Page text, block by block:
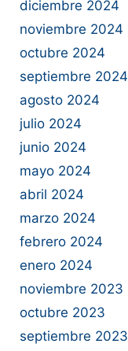
diciembre 2024
noviembre 2024
octubre 2024
septiembre 2024
agosto 2024
julio 2024
junio 2024
mayo 2024
abril 2024
marzo 2024
febrero 2024
enero 2024
noviembre 2023
octubre 2023
septiembre 2023